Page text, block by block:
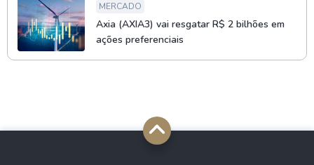
MERCADO
Axia (AXIA3) vai resgatar R$ 2 bilhões em
ações preferenciais